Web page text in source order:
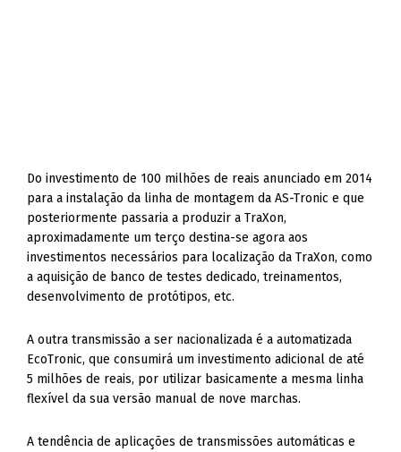
Do investimento de 100 milhões de reais anunciado em 2014
para a instalação da linha de montagem da AS-Tronic e que
posteriormente passaria a produzir a TraXon,
aproximadamente um terço destina-se agora aos
investimentos necessários para localização da TraXon, como
a aquisição de banco de testes dedicado, treinamentos,
desenvolvimento de protótipos, etc.
A outra transmissão a ser nacionalizada é a automatizada
EcoTronic, que consumirá um investimento adicional de até
5 milhões de reais, por utilizar basicamente a mesma linha
flexível da sua versão manual de nove marchas.
A tendência de aplicações de transmissões automáticas e